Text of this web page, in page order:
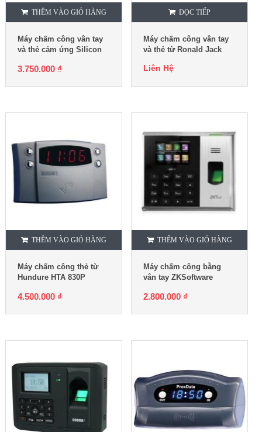
THÊM VÀO GIỎ HÀNG
Máy chấm công vân tay
và thẻ cảm ứng Silicon
3.750.000 ₫
ĐỌC TIẾP
Máy chấm công vân tay
và thẻ từ Ronald Jack
Liên Hệ
THÊM VÀO GIỎ HÀNG
Máy chấm công thẻ từ
Hundure HTA 830P
4.500.000 ₫
THÊM VÀO GIỎ HÀNG
Máy chấm công bằng
vân tay ZKSoftware
2.800.000 ₫